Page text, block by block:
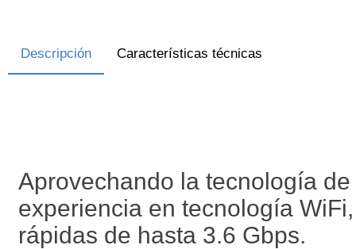
Descripción Características técnicas
Aprovechando la tecnología
experiencia en tecnología
rápidas de hasta 3.6 Gbps.